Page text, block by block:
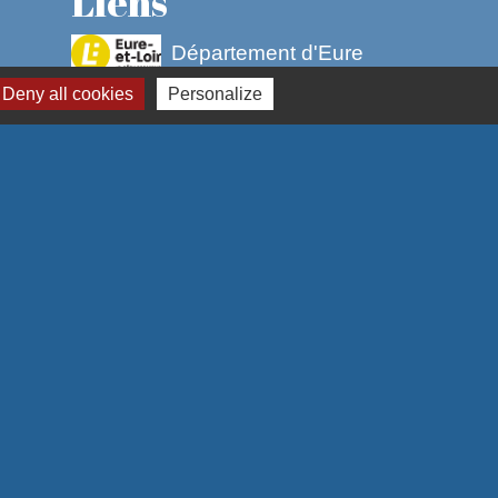
Département d'Eure
et Loir
Deny all cookies Personalize